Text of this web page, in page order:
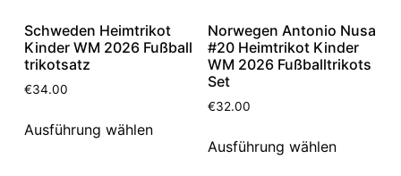
Schweden Heimtrikot
Kinder WM 2026 Fußball
trikotsatz
€34.00
Ausführung wählen
Norwegen Antonio Nusa
#20 Heimtrikot Kinder
WM 2026 Fußballtrikots
Set
€32.00
Ausführung wählen